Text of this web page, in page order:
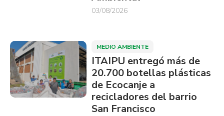
03/08/2026
MEDIO AMBIENTE
ITAIPU entregó más de
20.700 botellas plásticas
de Ecocanje a
recicladores del barrio
San Francisco